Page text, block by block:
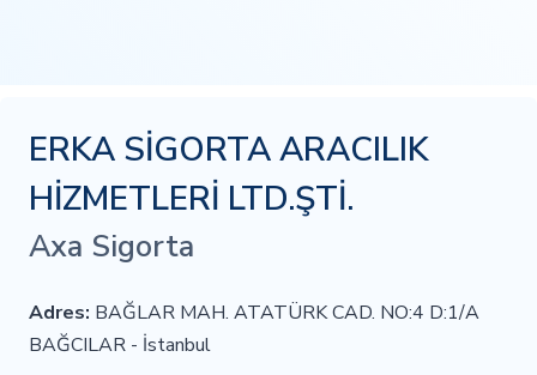
ERKA SİGORTA ARACILIK
HİZMETLERİ LTD.ŞTİ.
Axa Sigorta
Adres: BAĞLAR MAH. ATATÜRK CAD. NO:4 D:1/A
BAĞCILAR - İstanbul